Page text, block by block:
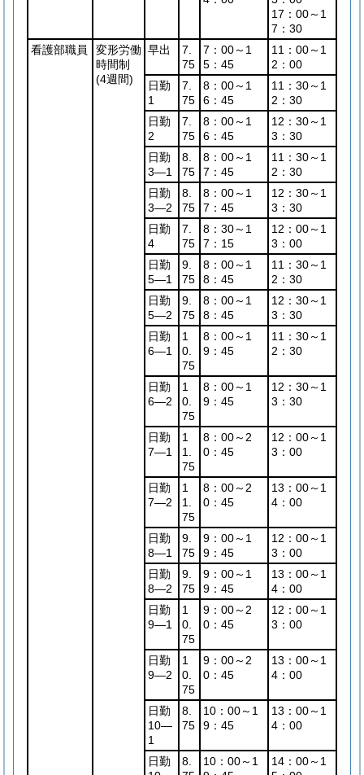
17：00～1
7：30
看護部職員
変形労働
時間制
(4週間)
早出
7.
75
7：00～1
5：45
11：00～1
2：00
日勤
1
7.
75
8：00～1
6：45
11：30～1
2：30
日勤
2
7.
75
8：00～1
6：45
12：30～1
3：30
日勤
3―1
8.
75
8：00～1
7：45
11：30～1
2：30
日勤
3―2
8.
75
8：00～1
7：45
12：30～1
3：30
日勤
4
7.
75
8：30～1
7：15
12：00～1
3：00
日勤
5―1
9.
75
8：00～1
8：45
11：30～1
2：30
日勤
5―2
9.
75
8：00～1
8：45
12：30～1
3：30
日勤
6―1
1
0.
75
8：00～1
9：45
11：30～1
2：30
日勤
6―2
1
0.
75
8：00～1
9：45
12：30～1
3：30
日勤
7―1
1
1.
75
8：00～2
0：45
12：00～1
3：00
日勤
7―2
1
1.
75
8：00～2
0：45
13：00～1
4：00
日勤
8―1
9.
75
9：00～1
9：45
12：00～1
3：00
日勤
8―2
9.
75
9：00～1
9：45
13：00～1
4：00
日勤
9―1
1
0.
75
9：00～2
0：45
12：00～1
3：00
日勤
9―2
1
0.
75
9：00～2
0：45
13：00～1
4：00
日勤
10―
1
8.
75
10：00～1
9：45
13：00～1
4：00
日勤
8.
10：00～1
14：00～1